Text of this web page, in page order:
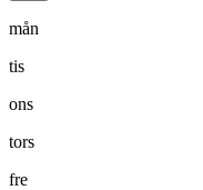
mån
tis
ons
tors
fre